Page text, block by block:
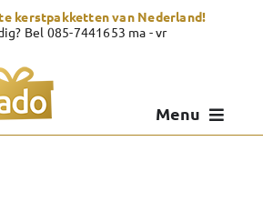
kerstpakketten van Nederland!
Bel 085-7441653 ma - vr
Menu